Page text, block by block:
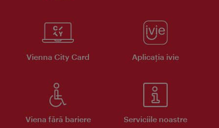
Vienna City Card Aplicaţia ivie
Viena fără bariere Serviciile noastre